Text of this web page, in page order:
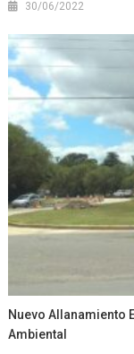
30/06/2022
Nuevo Allanamiento
Ambiental